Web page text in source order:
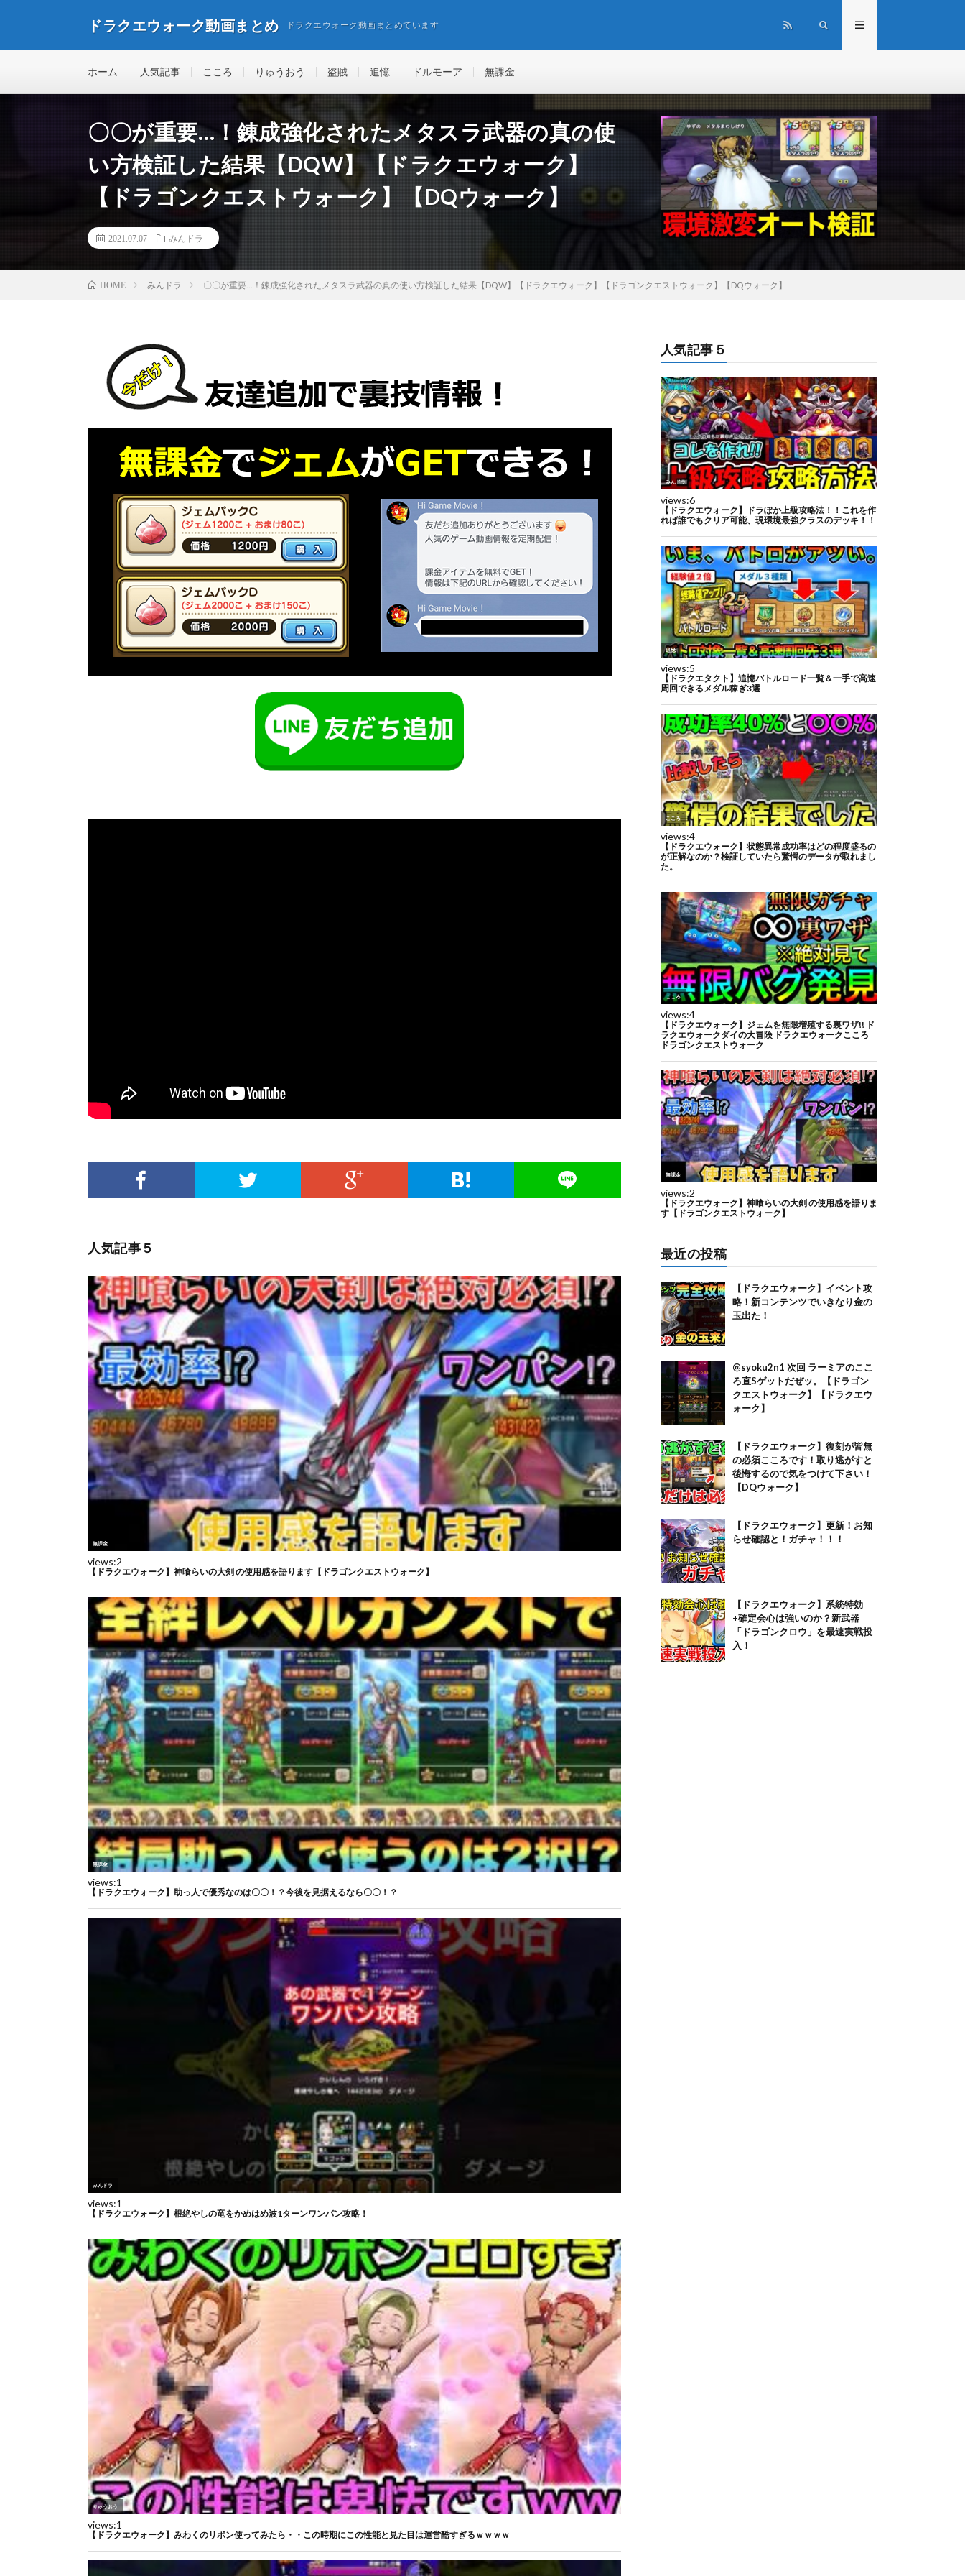
ドラクエウォーク動画まとめ ドラクエウォーク動画まとめています
ホーム 人気記事 こころ りゅうおう 盗賊 追憶 ドルモーア 無課金
〇〇が重要…！錬成強化されたメタスラ武器の真の使
い方検証した結果【DQW】【ドラクエウォーク】
【ドラゴンクエストウォーク】【DQウォーク】
2021.07.07 みんドラ
HOME みんドラ 〇〇が重要…！錬成強化されたメタスラ武器の真の使い方検証した結果【DQW】【ドラクエウォーク】【ドラゴンクエストウォーク】【DQウォーク】
人気記事５
人気記事５
最近の投稿
【ドラクエウォーク】イベント攻
略！新コンテンツでいきなり金の
玉出た！
@syoku2n1 次回 ラーミアのここ
ろ直Sゲットだぜッ。【ドラゴン
クエストウォーク】【ドラクエウ
ォーク】
【ドラクエウォーク】復刻が皆無
の必須こころです！取り逃がすと
後悔するので気をつけて下さい！
【DQウォーク】
【ドラクエウォーク】更新！お知
らせ確認と！ガチャ！！！
【ドラクエウォーク】系統特効
+確定会心は強いのか？新武器
「ドラゴンクロウ」を最速実戦投
入！